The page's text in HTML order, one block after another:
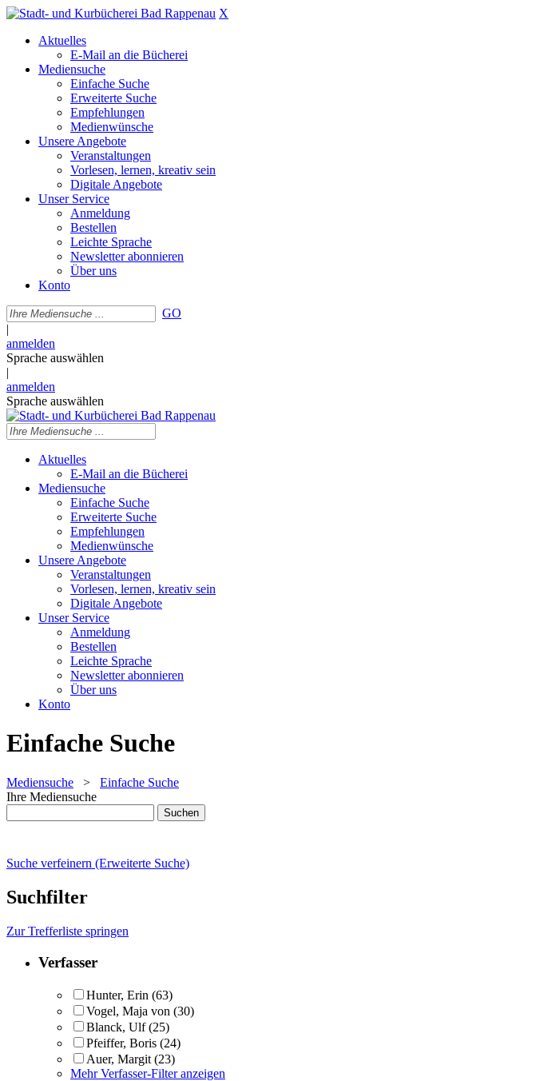
X
Aktuelles
E-Mail an die Bücherei
Mediensuche
Einfache Suche
Erweiterte Suche
Empfehlungen
Medienwünsche
Unsere Angebote
Veranstaltungen
Vorlesen, lernen, kreativ sein
Digitale Angebote
Unser Service
Anmeldung
Bestellen
Leichte Sprache
Newsletter abonnieren
Über uns
Konto
GO
|
anmelden
Sprache auswählen
|
anmelden
Sprache auswählen
Aktuelles
E-Mail an die Bücherei
Mediensuche
Einfache Suche
Erweiterte Suche
Empfehlungen
Medienwünsche
Unsere Angebote
Veranstaltungen
Vorlesen, lernen, kreativ sein
Digitale Angebote
Unser Service
Anmeldung
Bestellen
Leichte Sprache
Newsletter abonnieren
Über uns
Konto
Einfache Suche
Mediensuche > Einfache Suche
Ihre Mediensuche
Suche verfeinern (Erweiterte Suche)
Suchfilter
Zur Trefferliste springen
Verfasser
Hunter, Erin (63)
Vogel, Maja von (30)
Blanck, Ulf (25)
Pfeiffer, Boris (24)
Auer, Margit (23)
Mehr Verfasser-Filter anzeigen